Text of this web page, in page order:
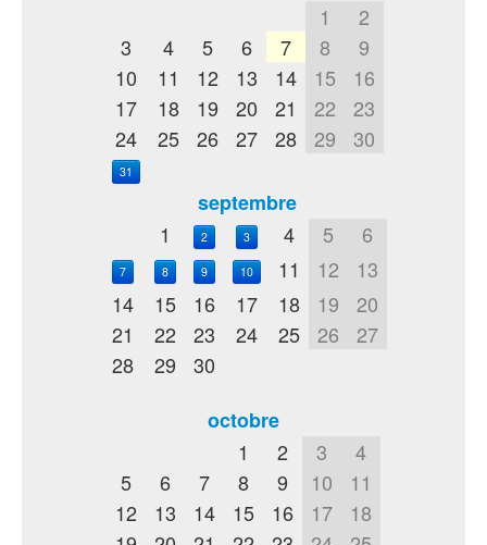
1
2
3
4 5 6 7 8
9
10
11 12 13 14 15
16
17
18 19 20 21 22
23
24
25 26 27 28 29 30
31
septembre
1
2 3 4 5 6
7 8 9 10 11 12
13
14
15 16 17 18 19
20
21
22 23 24 25 26
27
28
29
30
octobre
1
2 3
4
5
6 7 8 9 10
11
12
13 14 15 16 17
18